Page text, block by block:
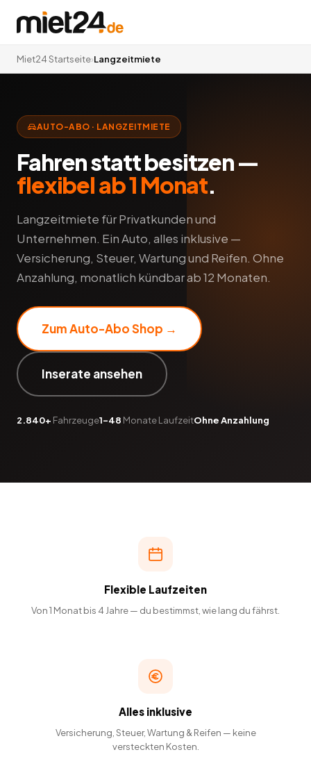
Miet24 Startseite›Langzeitmiete
AUTO-ABO · LANGZEITMIETE
Fahren statt besitzen —
flexibel ab 1 Monat.
Langzeitmiete für Privatkunden und
Unternehmen. Ein Auto, alles inklusive —
Versicherung, Steuer, Wartung und Reifen. Ohne
Anzahlung, monatlich kündbar ab 12 Monaten.
Zum Auto-Abo Shop →
Inserate ansehen
2.840+ Fahrzeuge1–48 Monate LaufzeitOhne Anzahlung
Flexible Laufzeiten
Von 1 Monat bis 4 Jahre — du bestimmst, wie lang du fährst.
Alles inklusive
Versicherung, Steuer, Wartung & Reifen — keine
versteckten Kosten.